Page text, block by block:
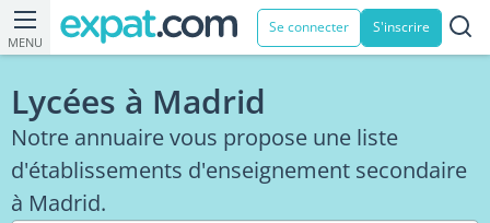
MENU
Se connecter S'inscrire
Lycées à Madrid
Notre annuaire vous propose une liste
d'établissements d'enseignement secondaire
à Madrid.